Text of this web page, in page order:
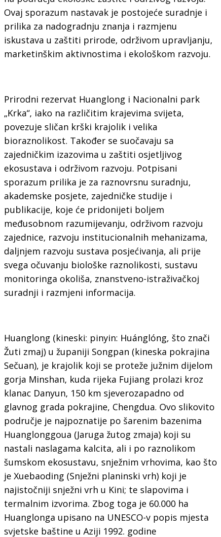
Ovaj sporazum nastavak je postojeće suradnje i
prilika za nadogradnju znanja i razmjenu
iskustava u zaštiti prirode, održivom upravljanju,
marketinškim aktivnostima i ekološkom razvoju.
Prirodni rezervat Huanglong i Nacionalni park
„Krka“, iako na različitim krajevima svijeta,
povezuje sličan krški krajolik i velika
bioraznolikost. Također se suočavaju sa
zajedničkim izazovima u zaštiti osjetljivog
ekosustava i održivom razvoju. Potpisani
sporazum prilika je za raznovrsnu suradnju,
akademske posjete, zajedničke studije i
publikacije, koje će pridonijeti boljem
međusobnom razumijevanju, održivom razvoju
zajednice, razvoju institucionalnih mehanizama,
daljnjem razvoju sustava posjećivanja, ali prije
svega očuvanju biološke raznolikosti, sustavu
monitoringa okoliša, znanstveno-istraživačkoj
suradnji i razmjeni informacija.
Huanglong (kineski: pinyin: Huánglóng, što znači
Žuti zmaj) u županiji Songpan (kineska pokrajina
Sečuan), je krajolik koji se proteže južnim dijelom
gorja Minshan, kuda rijeka Fujiang prolazi kroz
klanac Danyun, 150 km sjeverozapadno od
glavnog grada pokrajine, Chengdua. Ovo slikovito
područje je najpoznatije po šarenim bazenima
Huanglonggoua (Jaruga žutog zmaja) koji su
nastali naslagama kalcita, ali i po raznolikom
šumskom ekosustavu, snježnim vrhovima, kao što
je Xuebaoding (Snježni planinski vrh) koji je
najistočniji snježni vrh u Kini; te slapovima i
termalnim izvorima. Zbog toga je 60.000 ha
Huanglonga upisano na UNESCO-v popis mjesta
svjetske baštine u Aziji 1992. godine